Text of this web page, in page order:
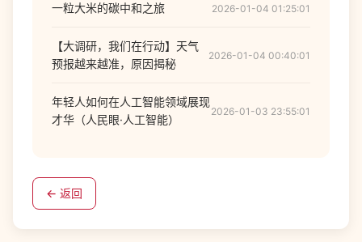
一粒大米的碳中和之旅 2026-01-04 01:25:01
【大调研，我们在行动】天气
预报越来越准，原因揭秘
2026-01-04 00:40:01
年轻人如何在人工智能领域展现
才华（人民眼·人工智能）
2026-01-03 23:55:01
← 返回